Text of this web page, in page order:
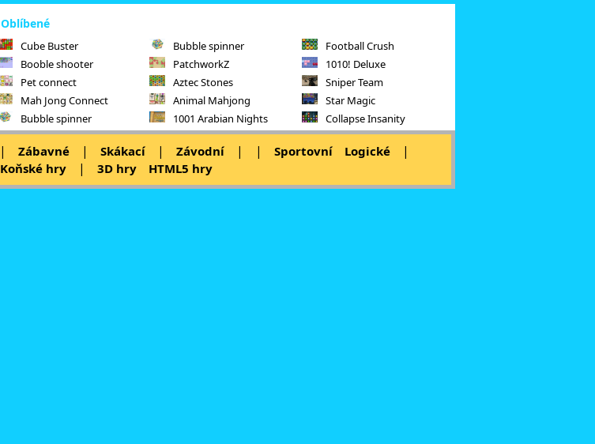
Oblíbené
Cube Buster
Booble shooter
Pet connect
Mah Jong Connect
Bubble spinner
Bubble spinner
PatchworkZ
Aztec Stones
Animal Mahjong
1001 Arabian Nights
Football Crush
1010! Deluxe
Sniper Team
Star Magic
Collapse Insanity
| Zábavné | Skákací | Závodní | | Sportovní Logické |
Koňské hry | 3D hry HTML5 hry